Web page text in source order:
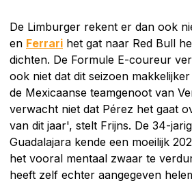
De Limburger rekent er dan ook
en Ferrari het gat naar Red Bull
dichten. De Formule E-coureur
ook niet dat dit seizoen
de Mexicaanse teamgenoot van
verwacht niet dat Pérez het gaat
van dit jaar', stelt Frijns. De 34-
Guadalajara kende een moeilijk
het vooral mentaal zwaar te
heeft zelf echter aangegeven